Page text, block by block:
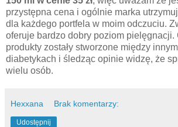
przystępna cena i ogólnie marka
dla każdego portfela w moim odczuciu.
oferuje bardzo dobry poziom pielęgnacji.
produkty zostały stworzone między
diabetykach i śledząc opinie widzę, że
wielu osób.
Hexxana Brak komentarzy:
Udostępnij